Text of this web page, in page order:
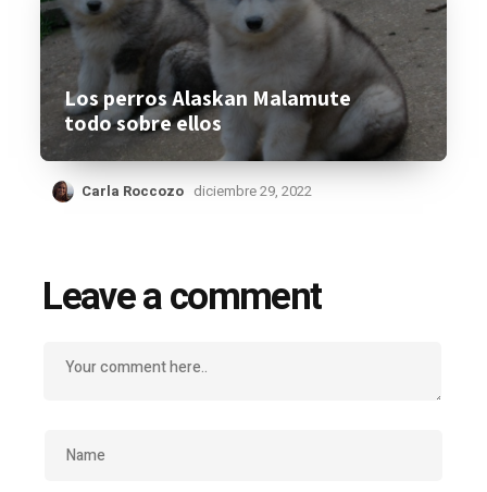
Los perros Alaskan Malamute
todo sobre ellos
Carla Roccozo diciembre 29, 2022
Leave a comment